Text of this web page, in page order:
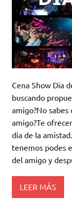
Cena Show Dia
buscando
amigo?No
amigo?Te
día de la
tenemos podes
del amigo y
LEER MÁS